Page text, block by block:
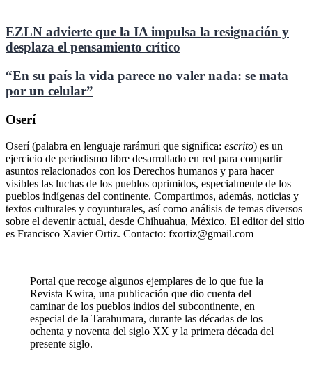
EZLN advierte que la IA impulsa la resignación y
desplaza el pensamiento crítico
“En su país la vida parece no valer nada: se mata
por un celular”
Oserí
Oserí (palabra en lenguaje rarámuri que significa: escrito) es un
ejercicio de periodismo libre desarrollado en red para compartir
asuntos relacionados con los Derechos humanos y para hacer
visibles las luchas de los pueblos oprimidos, especialmente de los
pueblos indígenas del continente. Compartimos, además, noticias y
textos culturales y coyunturales, así como análisis de temas diversos
sobre el devenir actual, desde Chihuahua, México. El editor del sitio
es Francisco Xavier Ortiz. Contacto: fxortiz@gmail.com
Portal que recoge algunos ejemplares de lo que fue la
Revista Kwira, una publicación que dio cuenta del
caminar de los pueblos indios del subcontinente, en
especial de la Tarahumara, durante las décadas de los
ochenta y noventa del siglo XX y la primera década del
presente siglo.